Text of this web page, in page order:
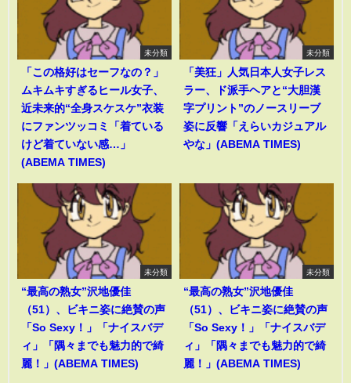
未分類
「この格好はセーフなの？」
ムキムキすぎるヒール女子、
近未来的“全身スケスケ”衣装
にファンツッコミ「着ている
けど着ていない感…」
(ABEMA TIMES)
未分類
「美狂」人気日本人女子レス
ラー、ド派手ヘアと“大胆漢
字プリント”のノースリーブ
姿に反響「えらいカジュアル
やな」(ABEMA TIMES)
未分類
“最高の熟女”沢地優佳
（51）、ビキニ姿に絶賛の声
「So Sexy！」「ナイスバデ
ィ」「隅々までも魅力的で綺
麗！」(ABEMA TIMES)
未分類
“最高の熟女”沢地優佳
（51）、ビキニ姿に絶賛の声
「So Sexy！」「ナイスバデ
ィ」「隅々までも魅力的で綺
麗！」(ABEMA TIMES)